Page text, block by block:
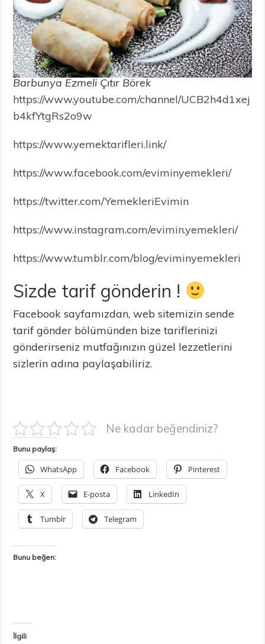
Barbunya Ezmeli Çıtır Börek
https://www.youtube.com/channel/UCB2h4d1xej
b4kfYtgRs2o9w
https://www.yemektarifleri.link/
https://www.facebook.com/eviminyemekleri/
https://twitter.com/YemekleriEvimin
https://www.instagram.com/evimin.yemekleri/
https://www.tumblr.com/blog/eviminyemekleri
Sizde tarif gönderin !
Facebook sayfamızdan, web sitemizin sende
tarif gönder bölümünden bize tariflerinizi
gönderirseniz mutfağınızın güzel lezzetlerini
sizlerin adına paylaşabiliriz.
Ne kadar beğendiniz?
Bunu paylaş:
WhatsApp Facebook Pinterest
X E-posta LinkedIn
Tumblr Telegram
Bunu beğen:
İlgili